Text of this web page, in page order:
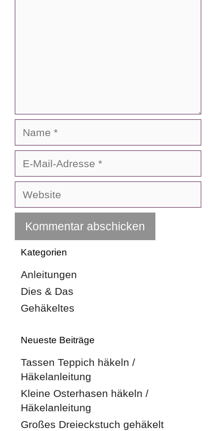
Adresse
Website
Kategorien
Anleitungen
Dies & Das
Gehäkeltes
Neueste Beiträge
Tassen Teppich häkeln /
Häkelanleitung
Kleine Osterhasen häkeln /
Häkelanleitung
Großes Dreieckstuch gehäkelt